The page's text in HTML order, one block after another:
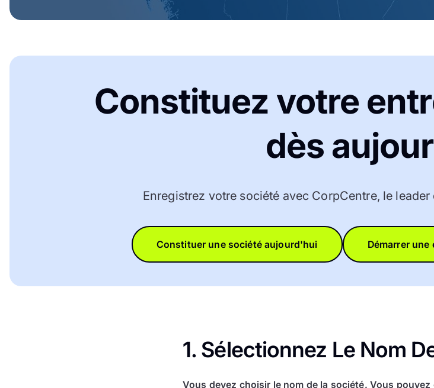
Constituez votre
dès
Enregistrez votre société avec CorpCentre, le
Constituer une société aujourd'hui Démarrer une
1. Sélectionnez Le Nom
Vous devez choisir le nom de la société. Vous